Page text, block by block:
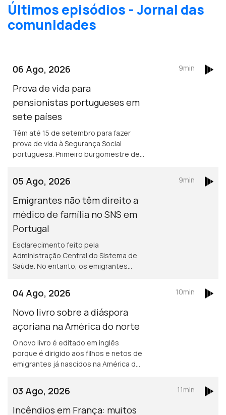
Últimos episódios - Jornal das
comunidades
06 Ago, 2026
Prova de vida para
pensionistas portugueses em
sete países
Têm até 15 de setembro para fazer
prova de vida à Segurança Social
portuguesa. Primeiro burgomestre de
para além de 2029.
9min
05 Ago, 2026
Emigrantes não têm direito a
médico de família no SNS em
Portugal
Esclarecimento feito pela
Administração Central do Sistema de
Saúde. No entanto, os emigrantes
9min
04 Ago, 2026
Novo livro sobre a diáspora
açoriana na América do norte
O novo livro é editado em inglês
porque é dirigido aos filhos e netos de
emigrantes já nascidos na América do
durante uma semana, por causa dos
incêndios.
10min
03 Ago, 2026
Incêndios em França: muitos
11min